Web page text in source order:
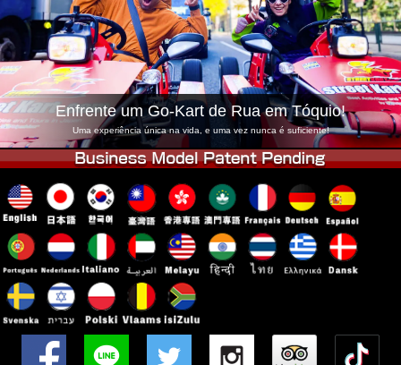
Tokyo Shinagawa Tokyo Akihabara#1
Tokyo Akihabara#2 Tokyo Shibuya
Tokyo Shibuya Annex Tokyo Bay
Tokyo Asakusa Osaka
Okinawa
Enfrente um Go-Kart de Rua em Tóquio!
Uma experiência única na vida, e uma vez nunca é suficiente!